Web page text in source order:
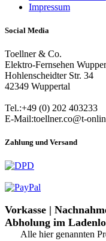
Impressum
Social Media
Toellner & Co.
Elektro-Fernsehen
Hohlenscheidter Str. 34
42349 Wuppertal
Tel.:+49 (0) 202 403233
E-Mail:toellner.co@t-
Zahlung und Versand
Vorkasse |
Abholung im
Alle hier genannten